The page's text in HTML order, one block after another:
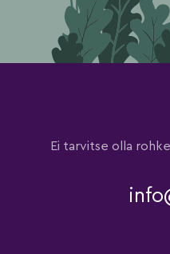
Ei tarvitse olla